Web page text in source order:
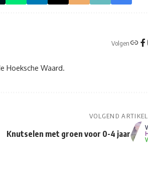
Volgen
Hoeksche Waard.
VOLGEND ARTIKEL
Knutselen met groen voor 0-4 jaar